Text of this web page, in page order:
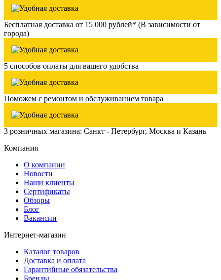
Бесплатная доставка от 15 000 рублей* (В зависимости от
города)
5 способов оплаты для вашего удобства
Поможем с ремонтом и обслуживанием товара
3 розничных магазина: Санкт - Петербург, Москва и Казань
Компания
О компании
Новости
Наши клиенты
Сертификаты
Обзоры
Блог
Вакансии
Интернет-магазин
Каталог товаров
Доставка и оплата
Гарантийные обязательства